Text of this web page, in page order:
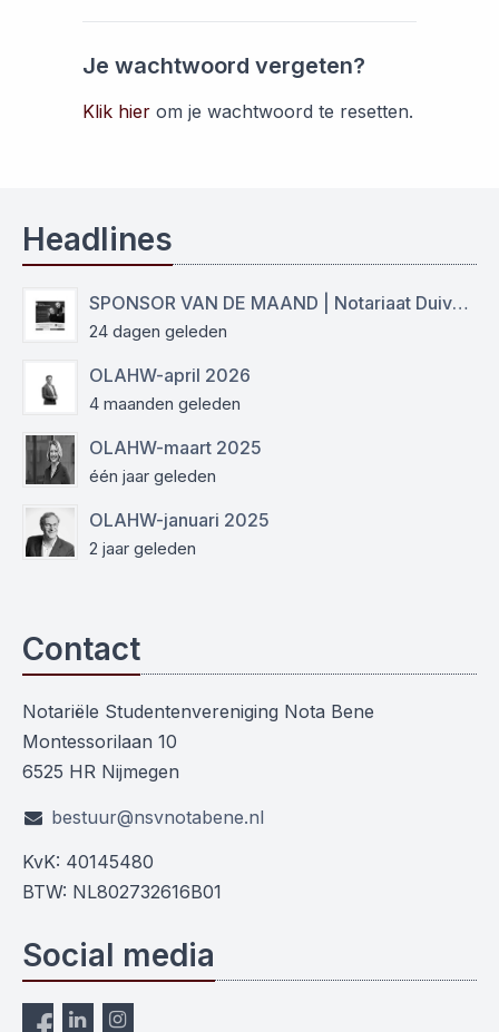
Je wachtwoord vergeten?
Klik hier om je wachtwoord te resetten.
Headlines
SPONSOR VAN DE MAAND | Notariaat Duiven Westervoort
24 dagen geleden
OLAHW-april 2026
4 maanden geleden
OLAHW-maart 2025
één jaar geleden
OLAHW-januari 2025
2 jaar geleden
Contact
Notariële Studentenvereniging Nota Bene
Montessorilaan 10
6525 HR Nijmegen
bestuur@nsvnotabene.nl
KvK: 40145480
BTW: NL802732616B01
Social media